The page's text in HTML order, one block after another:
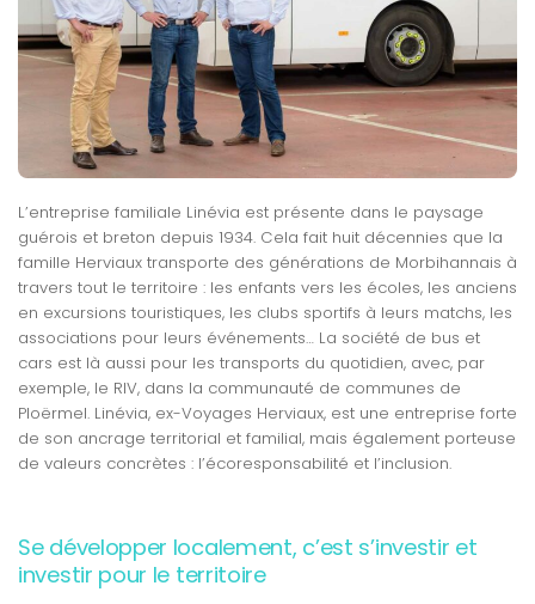
L’entreprise familiale Linévia est présente dans le paysage
guérois et breton depuis 1934. Cela fait huit décennies que la
famille Herviaux transporte des générations de Morbihannais à
travers tout le territoire : les enfants vers les écoles, les anciens
en excursions touristiques, les clubs sportifs à leurs matchs, les
associations pour leurs événements… La société de bus et
cars est là aussi pour les transports du quotidien, avec, par
exemple, le RIV, dans la communauté de communes de
Ploërmel. Linévia, ex-Voyages Herviaux, est une entreprise forte
de son ancrage territorial et familial, mais également porteuse
de valeurs concrètes : l’écoresponsabilité et l’inclusion.
Se développer localement, c’est s’investir et
investir pour le territoire